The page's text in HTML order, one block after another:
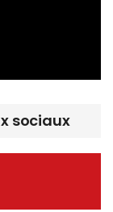
sociaux